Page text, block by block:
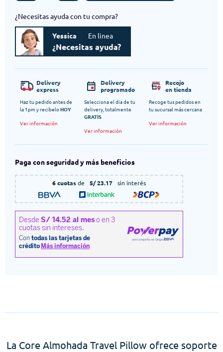
¿Necesitas ayuda con tu compra?
Yessica En linea
¿Necesitas ayuda?
Delivery
express
Haz tu pedido antes de
la 1pm y recibeloHOY
Ver información
Delivery
programado
Selecciona el dia de tu
delivery, totalmente
GRATIS
Ver información
Recojo
en tienda
Recoge tus pedidos en
tu sucursal más cercana
Ver información
Paga con seguridad y más beneficios
6 cuotasde S/ 23.17 sin interés
La Core Almohada Travel Pillow ofrece soporte